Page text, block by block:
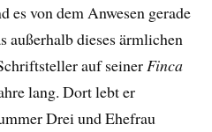
es von dem Anwesen gerade
außerhalb dieses ärmlichen
auf seiner Finca
lang. Dort lebt er
Drei und Ehefrau